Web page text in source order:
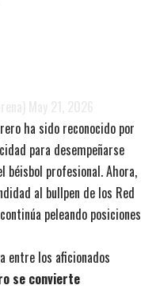
ha sido reconocido por
para desempeñarse
béisbol profesional. Ahora,
al bullpen de los Red
peleando posiciones
entre los aficionados
se convierte